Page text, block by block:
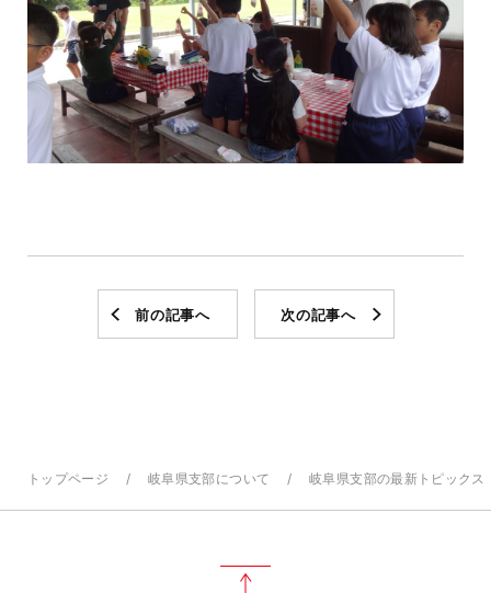
前の記事へ 次の記事へ
トップページ 岐阜県支部について 岐阜県支部の最新トピックス